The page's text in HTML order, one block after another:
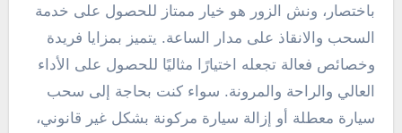
باختصار، ونش الزور هو خيار ممتاز للحصول على خدمة
السحب والانقاذ على مدار الساعة. يتميز بمزايا فريدة
وخصائص فعالة تجعله اختيارًا مثاليًا للحصول على الأداء
العالي والراحة والمرونة. سواء كنت بحاجة إلى سحب
سيارة معطلة أو إزالة سيارة مركونة بشكل غير قانوني،